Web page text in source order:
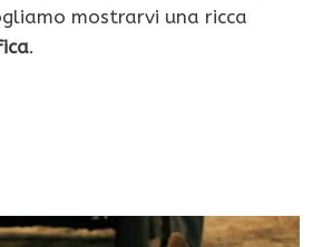
mostrarvi una ricca
.